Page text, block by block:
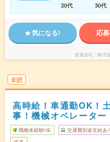
20代
30代
気になる! 応
派遣会社 株式
未読
高時給！車通勤OK！
事！機械オペレーター
職種未経験OK 交通費別途支給あ